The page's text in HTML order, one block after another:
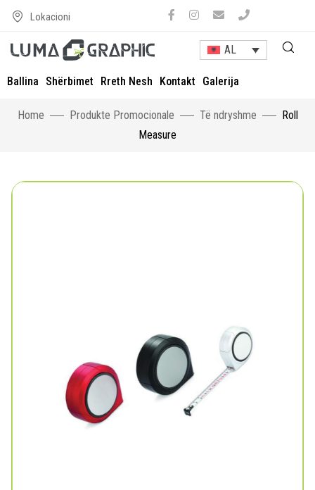
Lokacioni
AL
Ballina Shërbimet Rreth Nesh Kontakt Galerija
Home Produkte Promocionale Të ndryshme
Roll
Measure